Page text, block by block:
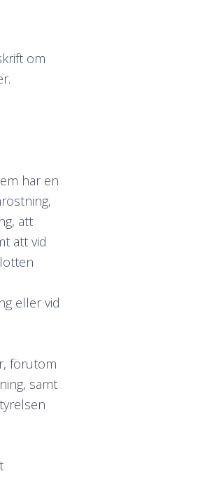
om
har en
att
att vid
eller vid
förutom
samt